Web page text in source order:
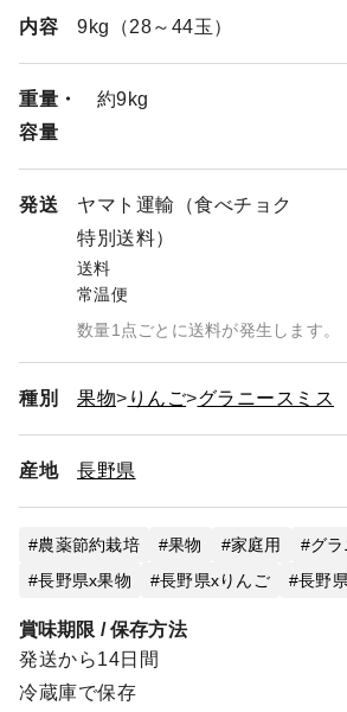
内容 9kg（28～44玉）
重量・
容量
約9kg
発送
ヤマト運輸（食べチョク
特別送料）
送料
常温便
数量1点ごとに送料が発生します。
種別 果物 りんご グラニースミス
産地 長野県
農薬節約栽培 果物 家庭用
グラ
長野県x果物
長野県xりんご 長野
賞味期限 / 保存方法
発送から14日間
冷蔵庫で保存